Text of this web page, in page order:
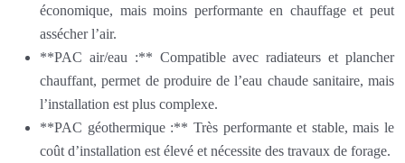
économique, mais moins performante en chauffage et peut
assécher l’air.
**PAC air/eau :** Compatible avec radiateurs et plancher
chauffant, permet de produire de l’eau chaude sanitaire, mais
l’installation est plus complexe.
**PAC géothermique :** Très performante et stable, mais le
coût d’installation est élevé et nécessite des travaux de forage.